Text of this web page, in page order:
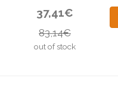
37,41€
83,14€
out of stock